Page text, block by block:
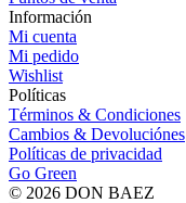
Información
Mi cuenta
Mi pedido
Wishlist
Políticas
Términos & Condiciones
Cambios & Devoluciónes
Políticas de privacidad
Go Green
© 2026 DON BAEZ